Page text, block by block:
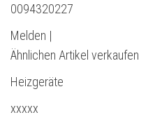
0094320227
Melden |
Ähnlichen Artikel verkaufen
Heizgeräte
xxxxx